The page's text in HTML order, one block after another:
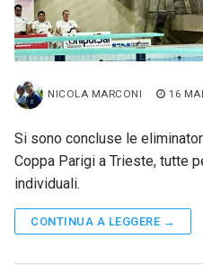
NICOLA MARCONI 16
Si sono concluse le
Coppa Parigi a Trieste, tutte
individuali.
CONTINUA A LEGGERE →